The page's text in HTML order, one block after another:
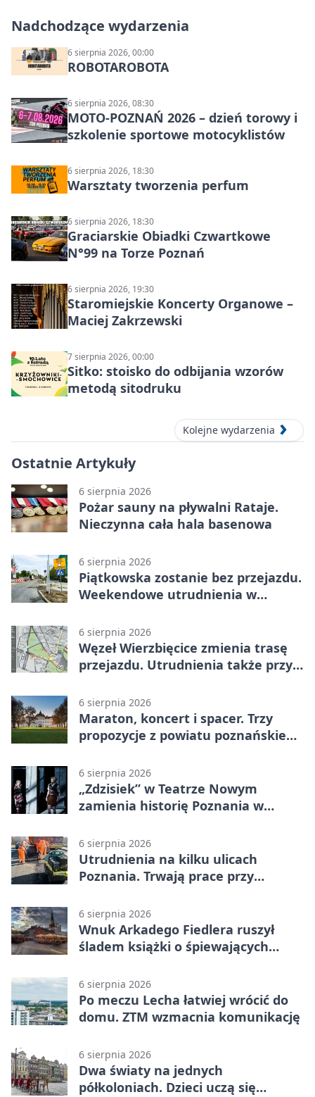
Nadchodzące wydarzenia
6 sierpnia 2026, 00:00
ROBOTAROBOTA
6 sierpnia 2026, 08:30
MOTO-POZNAŃ 2026 – dzień torowy i
szkolenie sportowe motocyklistów
6 sierpnia 2026, 18:30
Warsztaty tworzenia perfum
6 sierpnia 2026, 18:30
Graciarskie Obiadki Czwartkowe
N°99 na Torze Poznań
6 sierpnia 2026, 19:30
Staromiejskie Koncerty Organowe –
Maciej Zakrzewski
7 sierpnia 2026, 00:00
Sitko: stoisko do odbijania wzorów
metodą sitodruku
Kolejne wydarzenia
Ostatnie Artykuły
6 sierpnia 2026
Pożar sauny na pływalni Rataje.
Nieczynna cała hala basenowa
6 sierpnia 2026
Piątkowska zostanie bez przejazdu.
Weekendowe utrudnienia w
6 sierpnia 2026
Węzeł Wierzbięcice zmienia trasę
przejazdu. Utrudnienia także przy
6 sierpnia 2026
Maraton, koncert i spacer. Trzy
propozycje z powiatu poznańskiego
6 sierpnia 2026
„Zdzisiek” w Teatrze Nowym
zamienia historię Poznania w
6 sierpnia 2026
Utrudnienia na kilku ulicach
Poznania. Trwają prace przy
6 sierpnia 2026
Wnuk Arkadego Fiedlera ruszył
śladem książki o śpiewających
6 sierpnia 2026
Po meczu Lecha łatwiej wrócić do
domu. ZTM wzmacnia komunikację
6 sierpnia 2026
Dwa światy na jednych
półkoloniach. Dzieci uczą się